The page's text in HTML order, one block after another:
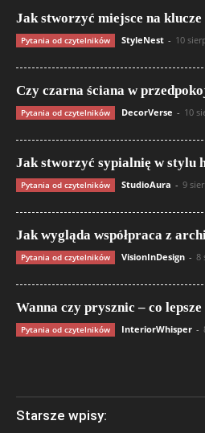
Jak stworzyć miejsce na
Pytania od czytelników StyleNest - 10
Czy czarna ściana w
Pytania od czytelników DecorVerse - 10
Jak stworzyć sypialnię w stylu
Pytania od czytelników StudioAura - 9
Jak wygląda współpraca z
Pytania od czytelników VisionInDesign - 8
Wanna czy prysznic – co
Pytania od czytelników InteriorWhisper -
Starsze wpisy: